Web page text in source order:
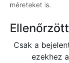
méreteket is.
Csak a
ezekhez